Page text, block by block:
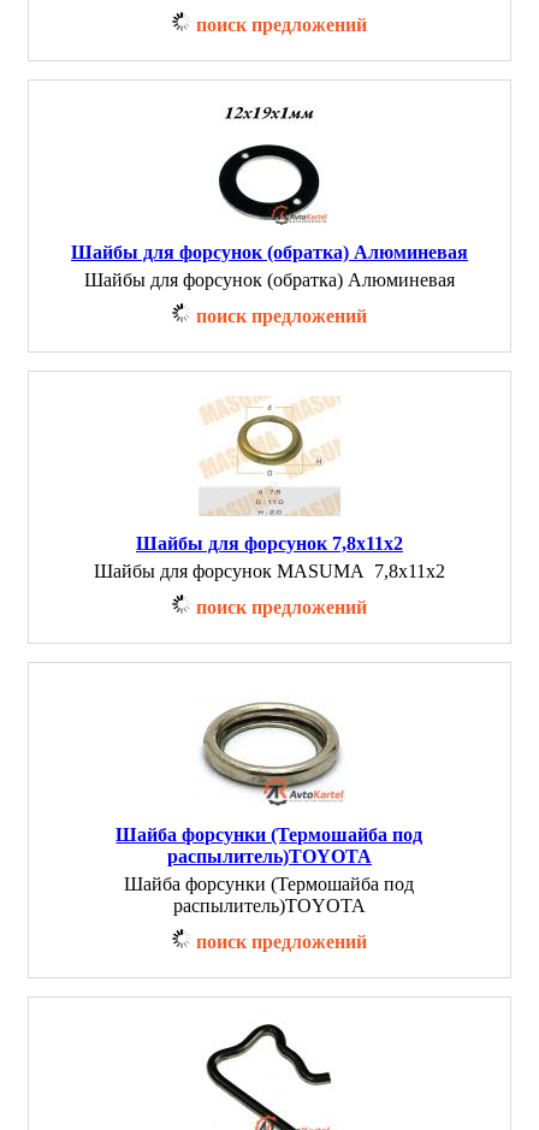
поиск предложений
Шайбы для форсунок (обратка) Алюминевая
Шайбы для форсунок (обратка) Алюминевая
поиск предложений
Шайбы для форсунок 7,8х11х2
Шайбы для форсунок MASUMA 7,8х11х2
поиск предложений
Шайба форсунки (Термошайба под
распылитель)TOYOTA
Шайба форсунки (Термошайба под
распылитель)TOYOTA
поиск предложений